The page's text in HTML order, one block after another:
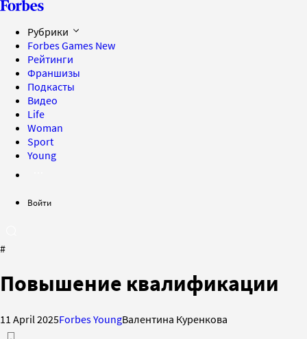
Рубрики
Forbes Games New
Рейтинги
Франшизы
Подкасты
Видео
Life
Woman
Sport
Young
Войти
#
Повышение квалификации
11 April 2025Forbes YoungВалентина Куренкова